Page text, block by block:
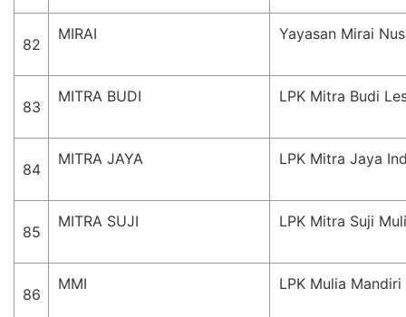
82
MIRAI Yayasan Mirai
83
MITRA BUDI LPK Mitra Budi
84
MITRA JAYA LPK Mitra Jaya
85
MITRA SUJI LPK Mitra Suji
86
MMI LPK Mulia